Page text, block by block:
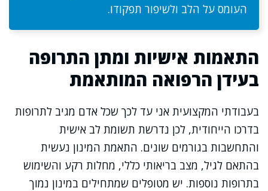
העומס על הלב ולשיפור תפקודו.
התאמות אישיות ומתן התרופה
בעידן הרפואה המותאמת
בעבודתי המקצועית אני עד לכך שכל אדם מגיב לתרופות
בדרכו הייחודית, לכן נדרשת תשומת לב אישית
והתחשבות בגורמים שונים. התאמת המינון נעשית
בהתאם לגיל, מצב בריאותי כללי, מחלות רקע והשימוש
בתרופות נוספות. יש מטופלים שמתחילים במינון נמוך